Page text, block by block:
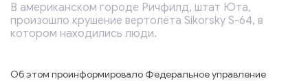
В американском городе Ричфилд, штат Юта,
произошло крушение вертолёта Sikorsky S-64, в
котором находились люди.
Об этом проинформировало Федеральное управление